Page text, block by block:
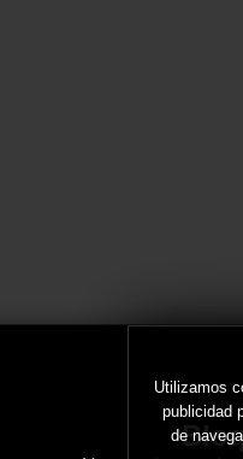
Utilizamos
publicidad
de